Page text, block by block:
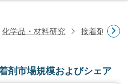
化学品・材料研究 接着剤・シ
剤市場規模およびシェア